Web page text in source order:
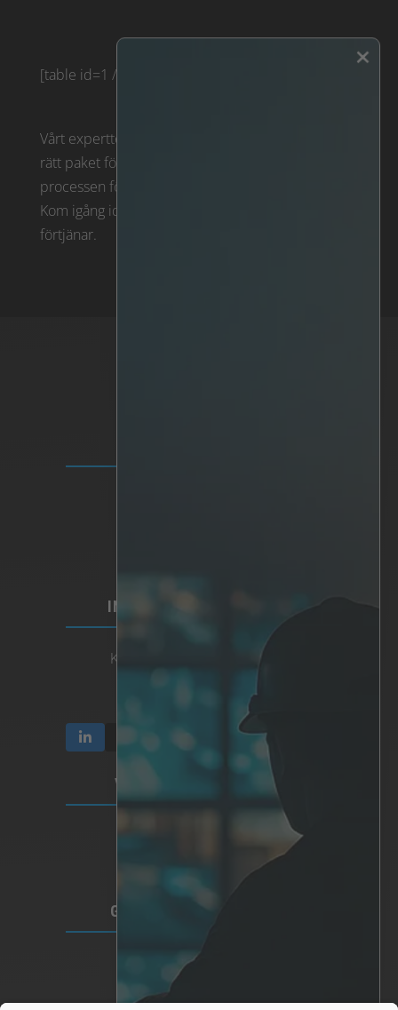
[table id=1 /]
Vårt expertteam är här för att hjälpa dig att välja
rätt paket för dina behov och guida dig genom
processen för att frigöra värdet av dina videodata.
Kom igång idag och börja se de resultat du
förtjänar.
INVESTERARRELATIONER
Kommunikation & Rapporter
Aktie och ägande
VILLKOR & INTEGRITET
Villkor för användning
GLOBALT HUVUDKONTOR
Lindholmspiren 7A
417 56 Göteborg
×